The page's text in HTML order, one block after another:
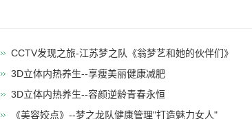
CCTV发现之旅-江苏梦之队《翁梦艺和她的伙伴们》
3D立体内热养生--享瘦美丽健康减肥
​3D立体内热养生--容颜逆龄青春永恒
《美容姣点》--梦之龙队健康管理"打造魅力女人"